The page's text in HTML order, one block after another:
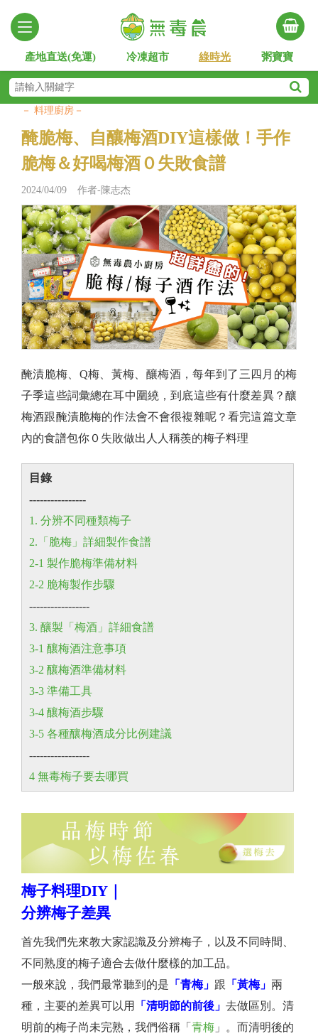
產地直送(免運) 冷凍超市 綠時光 粥寶寶
－ 料理廚房－
醃脆梅、自釀梅酒DIY這樣做！手作
脆梅＆好喝梅酒０失敗食譜
2024/04/09 作者-陳志杰
醃漬脆梅、Q梅、黃梅、釀梅酒，每年到了三四月的梅
子季這些詞彙總在耳中圍繞，到底這些有什麼差異？釀
梅酒跟醃漬脆梅的作法會不會很複雜呢？看完這篇文章
內的食譜包你０失敗做出人人稱羨的梅子料理
目錄
----------------
1. 分辨不同種類梅子
2.「脆梅」詳細製作食譜
2-1 製作脆梅準備材料
2-2 脆梅製作步驟
-----------------
3. 釀製「梅酒」詳細食譜
3-1 釀梅酒注意事項
3-2 釀梅酒準備材料
3-3 準備工具
3-4 釀梅酒步驟
3-5 各種釀梅酒成分比例建議
-----------------
4 無毒梅子要去哪買
梅子料理DIY｜
分辨梅子差異
首先我們先來教大家認識及分辨梅子，以及不同時間、
不同熟度的梅子適合去做什麼樣的加工品。
一般來說，我們最常聽到的是 「青梅」 跟 「黃梅」 兩
種，主要的差異可以用
「清明節的前後」 去做區別。清
明前的梅子尚未完熟，我們俗稱「 青梅 」。而清明後的